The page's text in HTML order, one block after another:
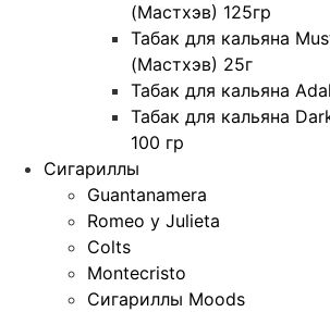
(Мастхэв) 125гр
Табак для кальяна
(Мастхэв) 25г
Табак для кальяна
Табак для кальяна
100 гр
Сигариллы
Guantanamera
Romeo y Julieta
Colts
Montecristo
Сигариллы Moods